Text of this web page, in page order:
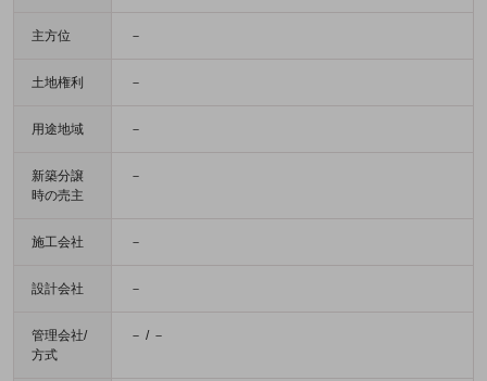
主方位 －
土地権利 －
用途地域 －
新築分譲
時の売主
－
施工会社 －
設計会社 －
管理会社/
方式
－ / －